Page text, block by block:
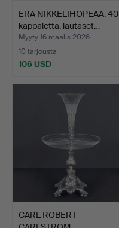
ERÄ NIKKELIHOPEAA. 40
kappaletta, lautaset…
Myyty 16 maalis 2026
10 tarjousta
106 USD
CARL ROBERT